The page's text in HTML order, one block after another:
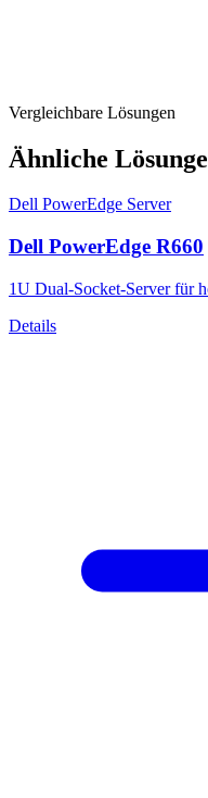
Vergleichbare Lösungen
Ähnliche
Dell PowerEdge Server
Dell PowerEdge R660
1U Dual-Socket-Server für
Details